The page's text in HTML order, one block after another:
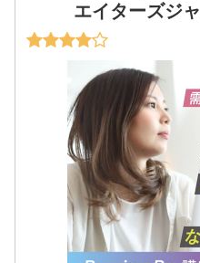
エイターズジャ